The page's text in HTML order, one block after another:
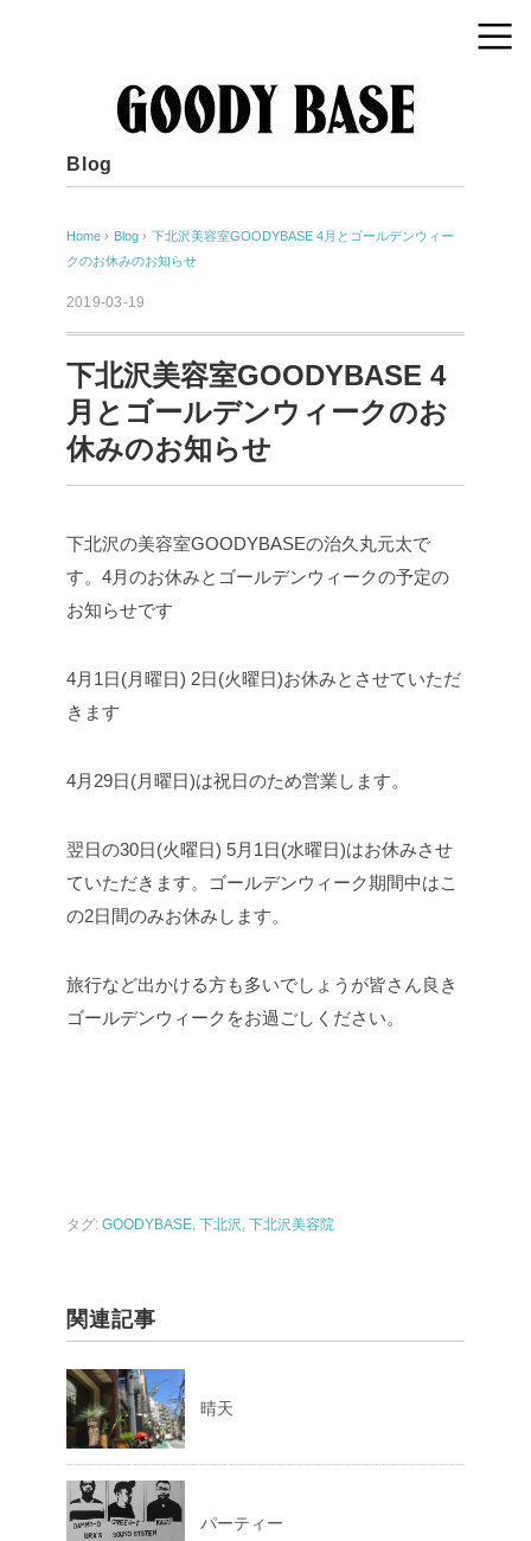
Blog
Home › Blog › 下北沢美容室GOODYBASE 4月とゴールデンウィー
クのお休みのお知らせ
2019-03-19
下北沢美容室GOODYBASE 4
月とゴールデンウィークのお
休みのお知らせ
下北沢の美容室GOODYBASEの治久丸元太で
す。4月のお休みとゴールデンウィークの予定の
お知らせです
4月1日(月曜日) 2日(火曜日)お休みとさせていただ
きます
4月29日(月曜日)は祝日のため営業します。
翌日の30日(火曜日) 5月1日(水曜日)はお休みさせ
ていただきます。ゴールデンウィーク期間中はこ
の2日間のみお休みします。
旅行など出かける方も多いでしょうが皆さん良き
ゴールデンウィークをお過ごしください。
タグ: GOODYBASE, 下北沢, 下北沢美容院
関連記事
晴天
パーティー